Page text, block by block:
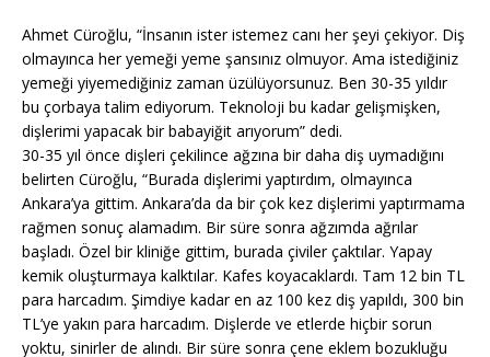
Ahmet Cüroğlu, “İnsanın ister istemez canı her şeyi çekiyor. Diş
olmayınca her yemeği yeme şansınız olmuyor. Ama istediğiniz
yemeği yiyemediğiniz zaman üzülüyorsunuz. Ben 30-35 yıldır
bu çorbaya talim ediyorum. Teknoloji bu kadar gelişmişken,
dişlerimi yapacak bir babayiğit arıyorum” dedi.
30-35 yıl önce dişleri çekilince ağzına bir daha diş uymadığını
belirten Cüroğlu, “Burada dişlerimi yaptırdım, olmayınca
Ankara’ya gittim. Ankara’da da bir çok kez dişlerimi yaptırmama
rağmen sonuç alamadım. Bir süre sonra ağzımda ağrılar
başladı. Özel bir kliniğe gittim, burada çiviler çaktılar. Yapay
kemik oluşturmaya kalktılar. Kafes koyacaklardı. Tam 12 bin TL
para harcadım. Şimdiye kadar en az 100 kez diş yapıldı, 300 bin
TL’ye yakın para harcadım. Dişlerde ve etlerde hiçbir sorun
yoktu, sinirler de alındı. Bir süre sonra çene eklem bozukluğu